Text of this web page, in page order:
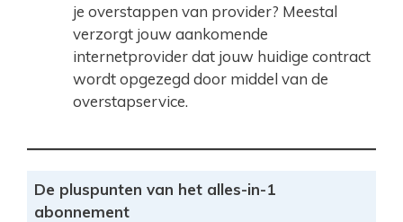
je overstappen van provider? Meestal
verzorgt jouw aankomende
internetprovider dat jouw huidige contract
wordt opgezegd door middel van de
overstapservice.
De pluspunten van het alles-in-1
abonnement